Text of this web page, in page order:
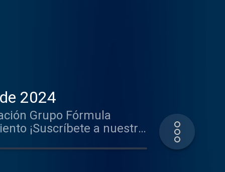
2024
Grupo Fórmula
¡Suscríbete a nuestro
Mantente
http://